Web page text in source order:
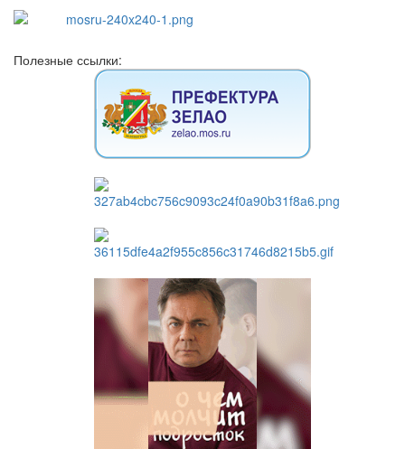
Полезные ссылки: